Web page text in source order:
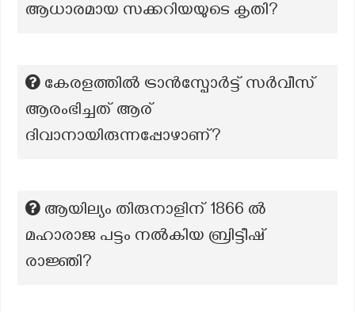
ആധാരമായ സക്കറിയയുടെ കൃതി?
കേരളത്തിൽ ട്രാൻസ്പോർട്ട് സർവീസ്
ആരംഭിച്ചത് ആര്
ദിവാനായിരുന്നപ്പോഴാണ്?
ആയില്യം തിരുനാളിന് 1866 ൽ
മഹാരാജ പട്ടം നൽകിയ ബ്രിട്ടീഷ്
രാജ്ഞി?